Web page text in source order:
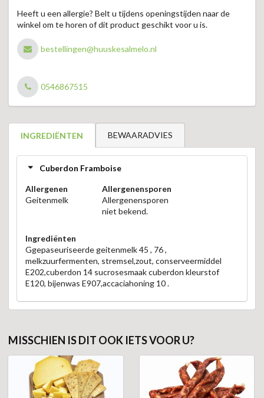
Heeft u een allergie? Belt u tijdens openingstijden naar de
winkel om te horen of dit product geschikt voor u is.
bestellingen@huuskesalmelo.nl
0546867515
INGREDIËNTEN BEWAARADVIES
Cuberdon Framboise
Allergenen
Geitenmelk
Allergenensporen
Allergenensporen
niet bekend.
Ingrediënten
Ggepaseuriseerde geitenmelk 45 , 76 ,
melkzuurfermenten, stremsel,zout, conserveermiddel
E202,cuberdon 14 sucrosesmaak cuberdon kleurstof
E120, bijenwas E907,accaciahoning 10 .
MISSCHIEN IS DIT OOK IETS VOOR U?